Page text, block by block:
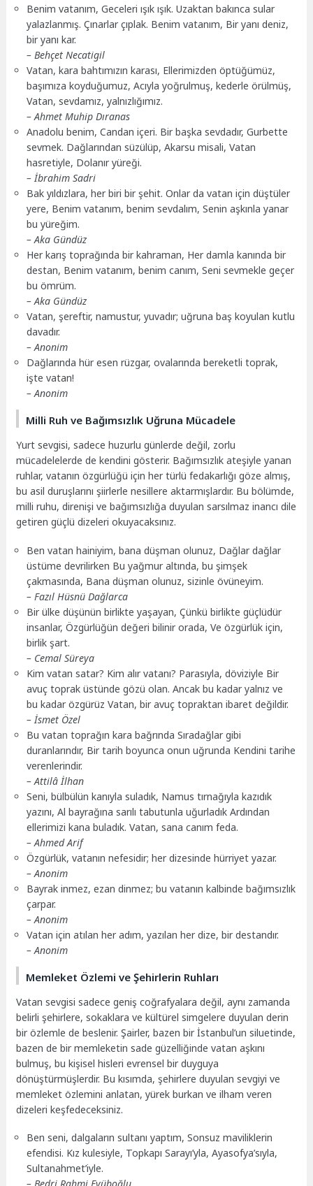
Benim vatanım, Geceleri ışık ışık. Uzaktan bakınca sular
yalazlanmış. Çınarlar çıplak. Benim vatanım, Bir yanı deniz,
bir yanı kar.
– Behçet Necatigil
Vatan, kara bahtımızın karası, Ellerimizden öptüğümüz,
başımıza koyduğumuz, Acıyla yoğrulmuş, kederle örülmüş,
Vatan, sevdamız, yalnızlığımız.
– Ahmet Muhip Dıranas
Anadolu benim, Candan içeri. Bir başka sevdadır, Gurbette
sevmek. Dağlarından süzülüp, Akarsu misali, Vatan
hasretiyle, Dolanır yüreği.
– İbrahim Sadri
Bak yıldızlara, her biri bir şehit. Onlar da vatan için düştüler
yere, Benim vatanım, benim sevdalım, Senin aşkınla yanar
bu yüreğim.
– Aka Gündüz
Her karış toprağında bir kahraman, Her damla kanında bir
destan, Benim vatanım, benim canım, Seni sevmekle geçer
bu ömrüm.
– Aka Gündüz
Vatan, şereftir, namustur, yuvadır; uğruna baş koyulan kutlu
davadır.
– Anonim
Dağlarında hür esen rüzgar, ovalarında bereketli toprak,
işte vatan!
– Anonim
Milli Ruh ve Bağımsızlık Uğruna Mücadele
Yurt sevgisi, sadece huzurlu günlerde değil, zorlu
mücadelelerde de kendini gösterir. Bağımsızlık ateşiyle yanan
ruhlar, vatanın özgürlüğü için her türlü fedakarlığı göze almış,
bu asil duruşlarını şiirlerle nesillere aktarmışlardır. Bu bölümde,
milli ruhu, direnişi ve bağımsızlığa duyulan sarsılmaz inancı dile
getiren güçlü dizeleri okuyacaksınız.
Ben vatan hainiyim, bana düşman olunuz, Dağlar dağlar
üstüme devrilirken Bu yağmur altında, bu şimşek
çakmasında, Bana düşman olunuz, sizinle övüneyim.
– Fazıl Hüsnü Dağlarca
Bir ülke düşünün birlikte yaşayan, Çünkü birlikte güçlüdür
insanlar, Özgürlüğün değeri bilinir orada, Ve özgürlük için,
birlik şart.
– Cemal Süreya
Kim vatan satar? Kim alır vatanı? Parasıyla, döviziyle Bir
avuç toprak üstünde gözü olan. Ancak bu kadar yalnız ve
bu kadar özgürüz Vatan, bir avuç topraktan ibaret değildir.
– İsmet Özel
Bu vatan toprağın kara bağrında Sıradağlar gibi
duranlarındır, Bir tarih boyunca onun uğrunda Kendini tarihe
verenlerindir.
– Attilâ İlhan
Seni, bülbülün kanıyla suladık, Namus tırnağıyla kazıdık
yazını, Al bayrağına sarılı tabutunla uğurladık Ardından
ellerimizi kana buladık. Vatan, sana canım feda.
– Ahmed Arif
Özgürlük, vatanın nefesidir; her dizesinde hürriyet yazar.
– Anonim
Bayrak inmez, ezan dinmez; bu vatanın kalbinde bağımsızlık
çarpar.
– Anonim
Vatan için atılan her adım, yazılan her dize, bir destandır.
– Anonim
Memleket Özlemi ve Şehirlerin Ruhları
Vatan sevgisi sadece geniş coğrafyalara değil, aynı zamanda
belirli şehirlere, sokaklara ve kültürel simgelere duyulan derin
bir özlemle de beslenir. Şairler, bazen bir İstanbul’un siluetinde,
bazen de bir memleketin sade güzelliğinde vatan aşkını
bulmuş, bu kişisel hisleri evrensel bir duyguya
dönüştürmüşlerdir. Bu kısımda, şehirlere duyulan sevgiyi ve
memleket özlemini anlatan, yürek burkan ve ilham veren
dizeleri keşfedeceksiniz.
Ben seni, dalgaların sultanı yaptım, Sonsuz maviliklerin
efendisi. Kız kulesiyle, Topkapı Sarayı’yla, Ayasofya’sıyla,
Sultanahmet’iyle.